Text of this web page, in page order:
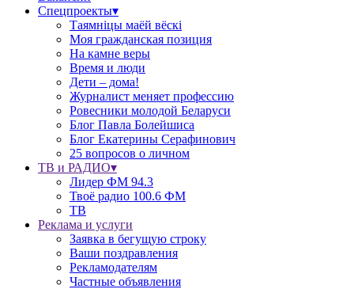
Спецпроекты▾
Таямніцы маёй вёскі
Моя гражданская позиция
На камне веры
Время и люди
Дети – дома!
Журналист меняет профессию
Ровесники молодой Беларуси
Блог Павла Болейшиса
Блог Екатерины Серафинович
25 вопросов о личном
ТВ и РАДИО▾
Лидер ФМ 94.3
Твоё радио 100.6 ФМ
ТВ
Реклама и услуги
Заявка в бегущую строку
Ваши поздравления
Рекламодателям
Частные объявления